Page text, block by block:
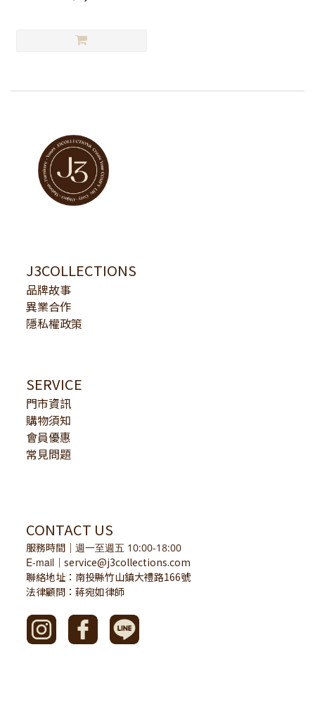
J3COLLECTIONS
品牌故事
異業合作
隱私權政策
SERVICE
門市資訊
購物須知
會員優惠
常見問題
CONTACT US
服務時間 ｜ 週一至週五 10:00-18:00
E-mail ｜ service@j3collections.com
聯絡地址：南投縣竹山鎮大禮路166號
法律顧問：蔣宛如律師